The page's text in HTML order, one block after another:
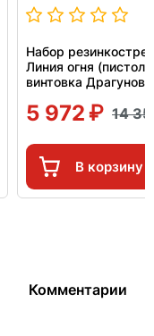
Набор
Линия огня
винтовка
5 972 14
В корзину
Комментарии